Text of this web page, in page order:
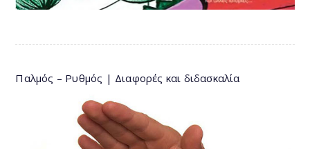
Παλμός – Ρυθμός | Διαφορές και διδασκαλία